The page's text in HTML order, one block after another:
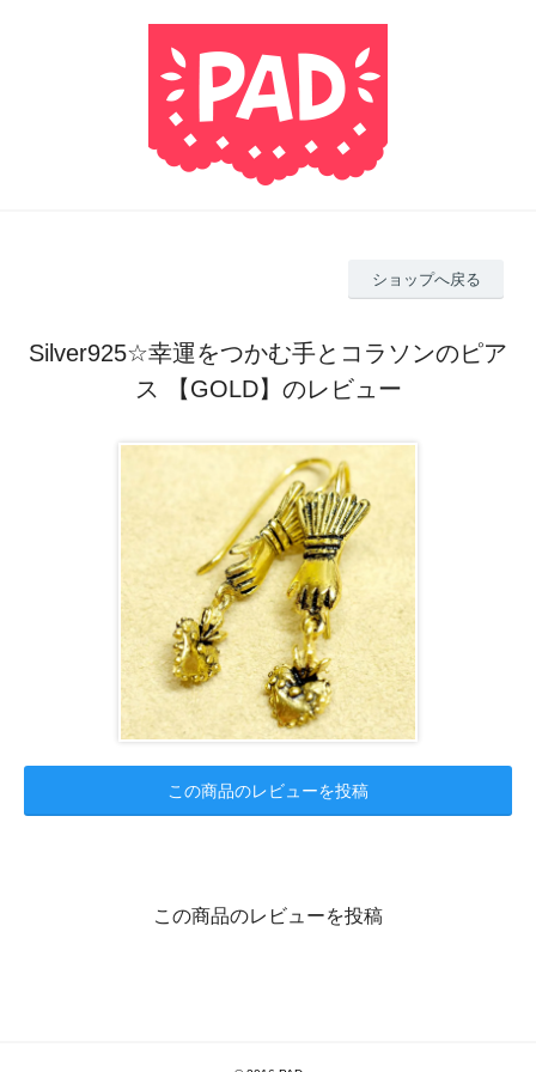
ショップへ戻る
Silver925☆幸運をつかむ手とコラソンのピア
ス 【GOLD】のレビュー
この商品のレビューを投稿
この商品のレビューを投稿